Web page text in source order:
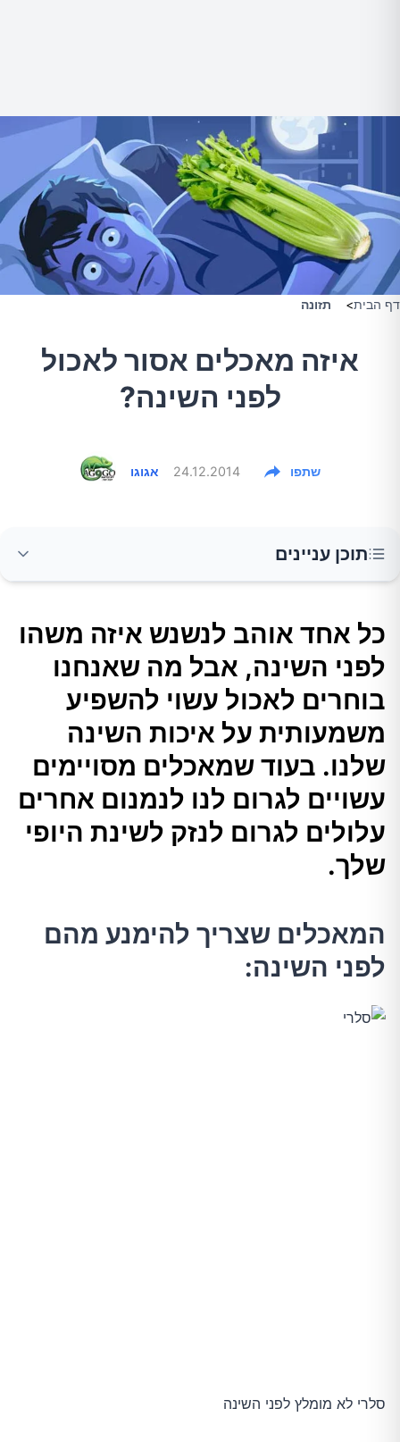
דף הבית> תזונה
איזה מאכלים אסור לאכול
לפני השינה?
אגוגו 24.12.2014 שתפו
תוכן עניינים
מה שאנחנו בוחרים לאכול עשוי להשפיע
משמעותית על איכות השינה שלנו. בעוד שמאכלים
מסויימים עשויים לגרום לנו לנמנום אחרים עלולים
לגרום לנזק לשינת היופי שלך.
המאכלים שצריך להימנע מהם לפני השינה:
1.סלרי
2.פסטה
3.חטיפים
4.שום
כל אחד אוהב לנשנש איזה משהו
לפני השינה, אבל מה שאנחנו
בוחרים לאכול עשוי להשפיע
משמעותית על איכות השינה
שלנו. בעוד שמאכלים מסויימים
עשויים לגרום לנו לנמנום אחרים
עלולים לגרום לנזק לשינת היופי
שלך.
המאכלים שצריך להימנע מהם
לפני השינה:
סלרי לא מומלץ לפני השינה